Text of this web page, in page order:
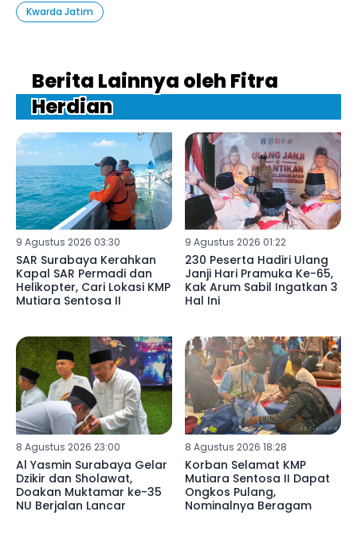
Kwarda Jatim
Berita Lainnya oleh Fitra
Herdian
9 Agustus 2026 03:30
SAR Surabaya Kerahkan
Kapal SAR Permadi dan
Helikopter, Cari Lokasi KMP
Mutiara Sentosa II
9 Agustus 2026 01:22
230 Peserta Hadiri Ulang
Janji Hari Pramuka Ke-65,
Kak Arum Sabil Ingatkan 3
Hal Ini
8 Agustus 2026 23:00
Al Yasmin Surabaya Gelar
Dzikir dan Sholawat,
Doakan Muktamar ke-35
NU Berjalan Lancar
8 Agustus 2026 18:28
Korban Selamat KMP
Mutiara Sentosa II Dapat
Ongkos Pulang,
Nominalnya Beragam